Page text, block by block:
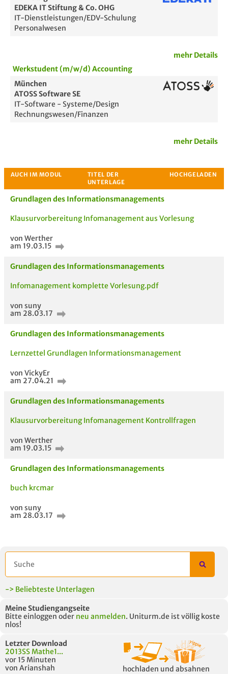
Passende Stellenanzeigen
EDEKA IT Stiftung & Co. OHG
IT-Dienstleistungen/EDV-Schulung
Personalwesen
mehr Details
Werkstudent (m/w/d) Accounting
München
ATOSS Software SE
IT-Software - Systeme/Design
Rechnungswesen/Finanzen
mehr Details
AUCH IM MODUL
Grundlagen des Informationsmanagements
Klausurvorbereitung Infomanagement aus Vorlesung
von Werther
am 19.03.15
Grundlagen des Informationsmanagements
Infomanagement komplette Vorlesung.pdf
von suny
am 28.03.17
Grundlagen des Informationsmanagements
Lernzettel Grundlagen Informationsmanagement
von VickyEr
am 27.04.21
Grundlagen des Informationsmanagements
Klausurvorbereitung Infomanagement Kontrollfragen
von Werther
am 19.03.15
Grundlagen des Informationsmanagements
buch krcmar
von suny
am 28.03.17
-> Beliebteste Unterlagen
Meine Studiengangseite
Bitte einloggen oder neu anmelden. Uniturm.de ist völlig koste
nlos!
Letzter Download
2013SS Mathe1...
vor 15 Minuten
von Arianshah
hochladen und absahnen